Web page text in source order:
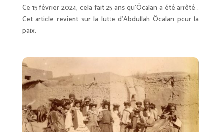
Ce 15 février 2024, cela fait 25 ans qu’Öcalan a été arrêté .
Cet article revient sur la lutte d’Abdullah Öcalan pour la
paix.